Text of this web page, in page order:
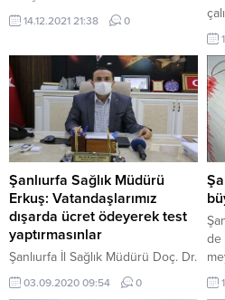
14.12.2021 21:38 0
Şanlıurfa Sağlık Müdürü
Erkuş: Vatandaşlarımız
dışarda ücret ödeyerek test
yaptırmasınlar
Şanlıurfa İl Sağlık Müdürü Doç. Dr.
Musluhittin Emre Erkuş,
Şanlıurfa'da Coronavirus ile
03.09.2020 09:54 0
de